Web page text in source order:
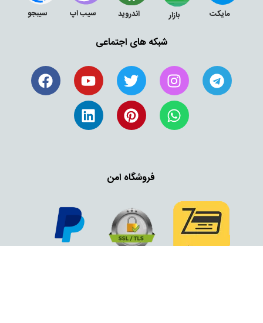
مایکت بازار اندروید سیب اپ سیبجو
شبکه های اجتماعی
فروشگاه امن